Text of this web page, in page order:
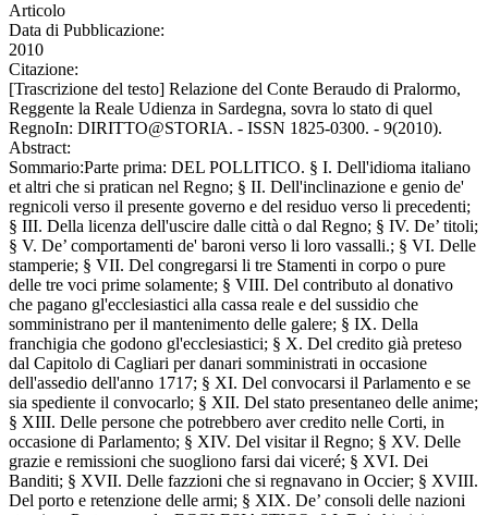
Articolo
Data di Pubblicazione:
2010
Citazione:
[Trascrizione del testo] Relazione del Conte Beraudo di Pralormo,
Reggente la Reale Udienza in Sardegna, sovra lo stato di quel
RegnoIn: DIRITTO@STORIA. - ISSN 1825-0300. - 9(2010).
Abstract:
Sommario:Parte prima: DEL POLLITICO. § I. Dell'idioma italiano
et altri che si pratican nel Regno; § II. Dell'inclinazione e genio de'
regnicoli verso il presente governo e del residuo verso li precedenti;
§ III. Della licenza dell'uscire dalle città o dal Regno; § IV. De’ titoli;
§ V. De’ comportamenti de' baroni verso li loro vassalli.; § VI. Delle
stamperie; § VII. Del congregarsi li tre Stamenti in corpo o pure
delle tre voci prime solamente; § VIII. Del contributo al donativo
che pagano gl'ecclesiastici alla cassa reale e del sussidio che
somministrano per il mantenimento delle galere; § IX. Della
franchigia che godono gl'ecclesiastici; § X. Del credito già preteso
dal Capitolo di Cagliari per danari somministrati in occasione
dell'assedio dell'anno 1717; § XI. Del convocarsi il Parlamento e se
sia spediente il convocarlo; § XII. Del stato presentaneo delle anime;
§ XIII. Delle persone che potrebbero aver credito nelle Corti, in
occasione di Parlamento; § XIV. Del visitar il Regno; § XV. Delle
grazie e remissioni che suogliono farsi dai viceré; § XVI. Dei
Banditi; § XVII. Delle fazzioni che si regnavano in Occier; § XVIII.
Del porto e retenzione delle armi; § XIX. De’ consoli delle nazioni